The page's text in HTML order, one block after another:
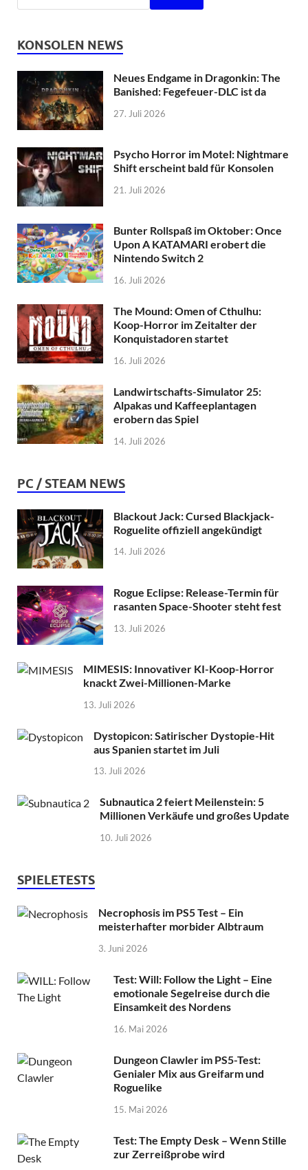
KONSOLEN NEWS
Neues Endgame in Dragonkin: The
Banished: Fegefeuer-DLC ist da
27. Juli 2026
Psycho Horror im Motel: Nightmare
Shift erscheint bald für Konsolen
21. Juli 2026
Bunter Rollspaß im Oktober: Once
Upon A KATAMARI erobert die
Nintendo Switch 2
16. Juli 2026
The Mound: Omen of Cthulhu:
Koop-Horror im Zeitalter der
Konquistadoren startet
16. Juli 2026
Landwirtschafts-Simulator 25:
Alpakas und Kaffeeplantagen
erobern das Spiel
14. Juli 2026
PC / STEAM NEWS
Blackout Jack: Cursed Blackjack-
Roguelite offiziell angekündigt
14. Juli 2026
Rogue Eclipse: Release-Termin für
rasanten Space-Shooter steht fest
13. Juli 2026
MIMESIS: Innovativer KI-Koop-Horror
knackt Zwei-Millionen-Marke
13. Juli 2026
Dystopicon: Satirischer Dystopie-Hit
aus Spanien startet im Juli
13. Juli 2026
Subnautica 2 feiert Meilenstein: 5
Millionen Verkäufe und großes Update
10. Juli 2026
SPIELETESTS
Necrophosis im PS5 Test – Ein
meisterhafter morbider Albtraum
3. Juni 2026
Test: Will: Follow the Light – Eine
emotionale Segelreise durch die
Einsamkeit des Nordens
16. Mai 2026
Dungeon Clawler im PS5-Test:
Genialer Mix aus Greifarm und
Roguelike
15. Mai 2026
Test: The Empty Desk – Wenn Stille
zur Zerreißprobe wird